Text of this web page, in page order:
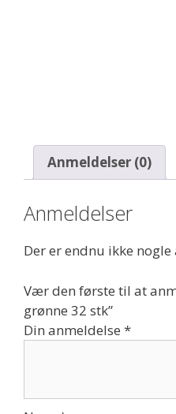
Anmeldelser (0)
Anmeldelser
Der er endnu ikke
Vær den første til at
grønne 32 stk”
Din anmeldelse *